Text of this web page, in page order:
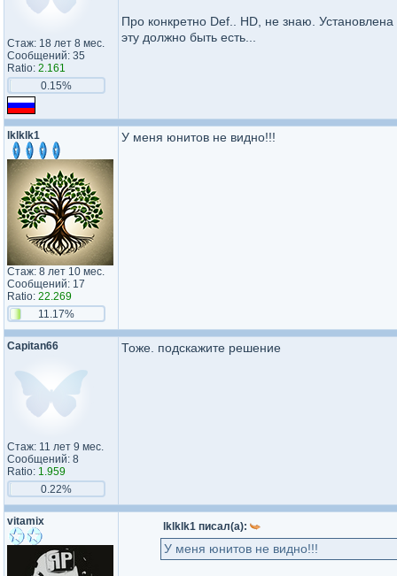
Стаж: 18 лет 8 мес.
Сообщений: 35
Ratio: 2.161
0.15%
Про конкретно Def.. HD, не знаю.
эту должно быть есть...
lklklk1
Стаж: 8 лет 10 мес.
Сообщений: 17
Ratio: 22.269
11.17%
У меня юнитов не видно!!!
Capitan66
Стаж: 11 лет 9 мес.
Сообщений: 8
Ratio: 1.959
0.22%
Тоже. подскажите решение
vitamix lklklk1 писал(а):
У меня юнитов не видно!!!